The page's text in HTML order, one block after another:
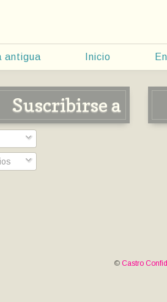
antigua Inicio
Suscribirse a
© Castro